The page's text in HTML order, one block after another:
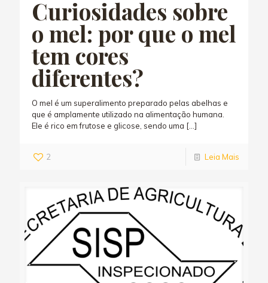
Curiosidades sobre
o mel: por que o mel
tem cores
diferentes?
O mel é um superalimento preparado pelas abelhas e
que é amplamente utilizado na alimentação humana.
Ele é rico em frutose e glicose, sendo uma […]
2 Leia Mais